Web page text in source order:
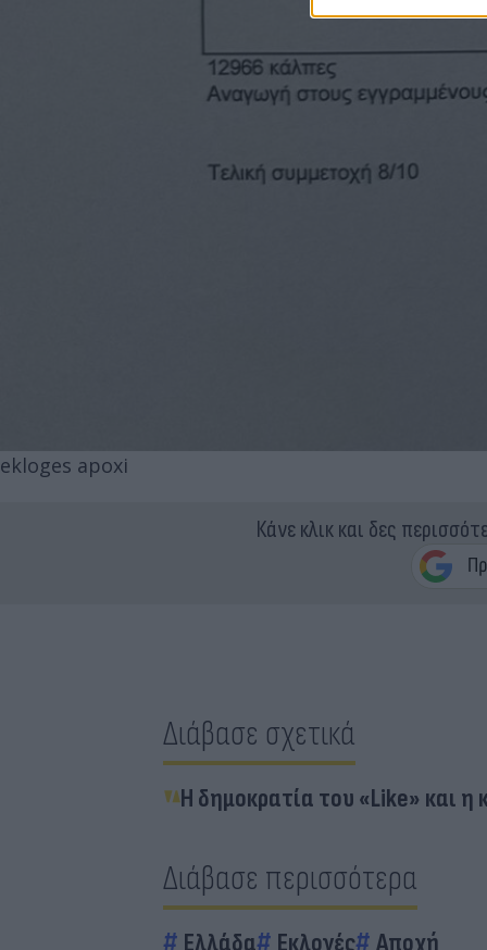
ekloges apoxi
Κάνε κλικ και δες
Διάβασε σχετικά
Η δημοκρατία του «Like» και η
Διάβασε περισσότερα
Ελλάδα Εκλογές Αποχή